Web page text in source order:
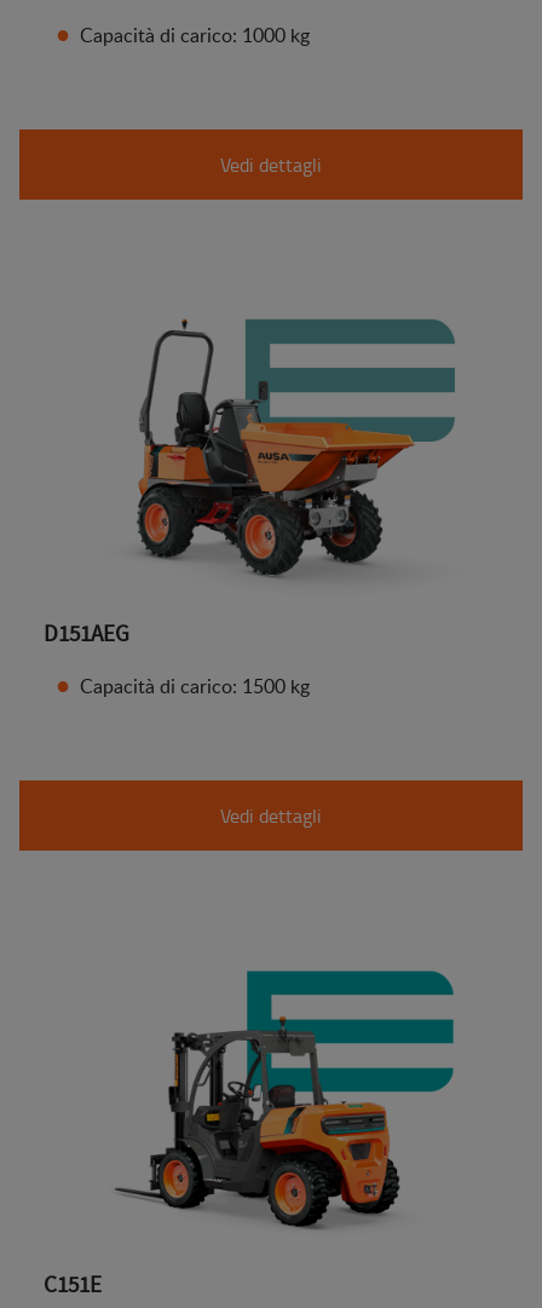
Capacità di carico: 1000 kg
Vedi dettagli
D151AEG
Capacità di carico: 1500 kg
Vedi dettagli
C151E